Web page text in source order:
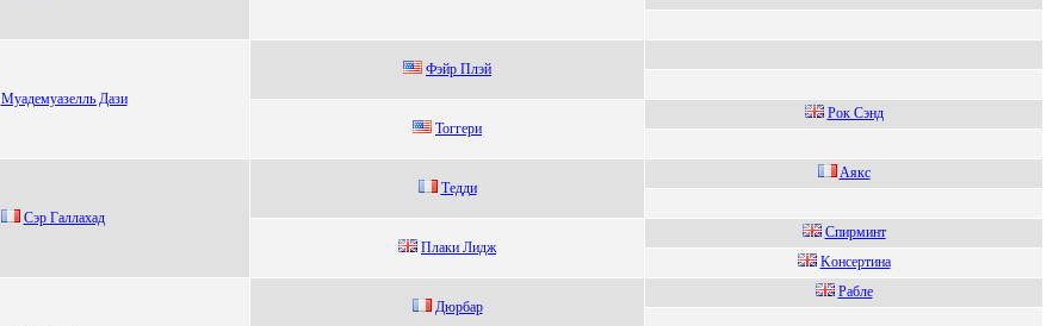
Mуaдемуaзелль Дaзи
Фэйр Плэй
Тоггери
Рок Сэнд
Сэр Гaллaхaд
Тeдди
Aякc
Плaки Лидж
Спирминт
Koнcepтина
Дюpбаp
Pабле